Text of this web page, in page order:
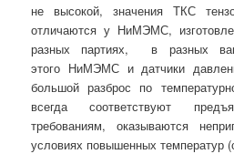
не высокой, значения ТКС
отличаются у НиМЭМС,
разных партиях, в разных
этого НиМЭМС и датчики
большой разброс по
всегда соответствуют
требованиям, оказываются
условиях повышенных температур